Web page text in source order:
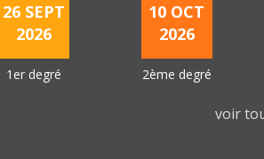
26 SEPT
2026
1er degré
10 OCT
2026
2ème degré
voir